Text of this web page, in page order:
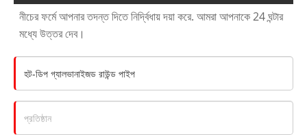
নীচের ফর্মে আপনার তদন্ত দিতে নির্দ্বিধায় দয়া করে. আমরা আপনাকে 24 ঘন্টার
মধ্যে উত্তর দেব।